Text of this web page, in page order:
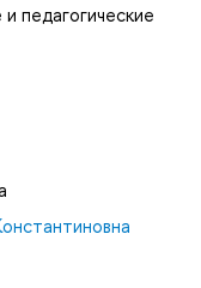
педагогические